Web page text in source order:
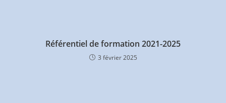
Référentiel de formation 2021-2025
3 février 2025